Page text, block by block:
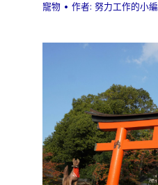
寵物 • 作者:努力工作的小編